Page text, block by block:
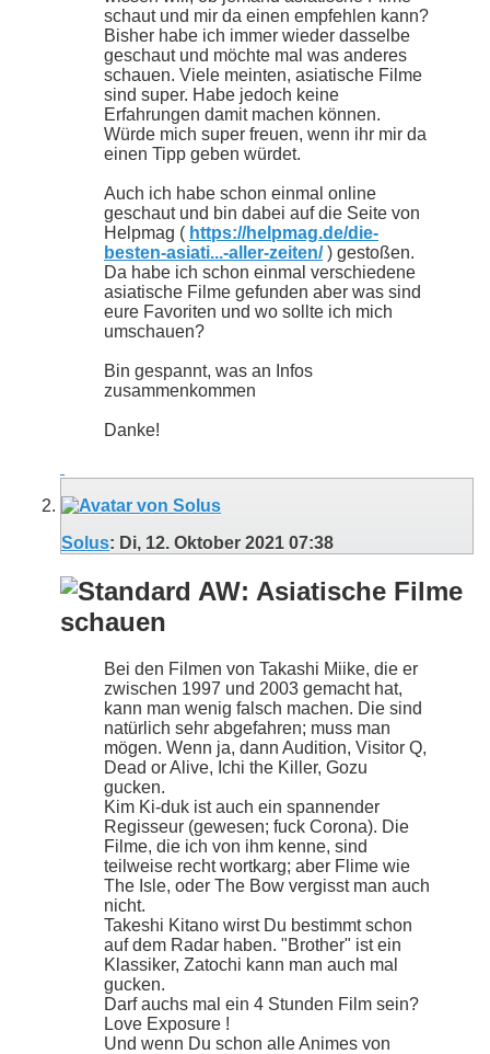
schaut und mir da einen empfehlen kann?
Bisher habe ich immer wieder dasselbe
geschaut und möchte mal was anderes
schauen. Viele meinten, asiatische Filme
sind super. Habe jedoch keine
Erfahrungen damit machen können.
Würde mich super freuen, wenn ihr mir da
einen Tipp geben würdet.
Auch ich habe schon einmal online
geschaut und bin dabei auf die Seite von
Helpmag ( https://helpmag.de/die-
besten-asiati...-aller-zeiten/) gestoßen.
Da habe ich schon einmal verschiedene
asiatische Filme gefunden aber was sind
eure Favoriten und wo sollte ich mich
umschauen?
Bin gespannt, was an Infos
zusammenkommen
Danke!
Solus: Di, 12. Oktober 2021 07:38
AW: Asiatische Filme
schauen
Bei den Filmen von Takashi Miike, die er
zwischen 1997 und 2003 gemacht hat,
kann man wenig falsch machen. Die sind
natürlich sehr abgefahren; muss man
mögen. Wenn ja, dann Audition, Visitor Q,
Dead or Alive, Ichi the Killer, Gozu
gucken.
Kim Ki-duk ist auch ein spannender
Regisseur (gewesen; fuck Corona). Die
Filme, die ich von ihm kenne, sind
teilweise recht wortkarg; aber Flime wie
The Isle, oder The Bow vergisst man auch
nicht.
Takeshi Kitano wirst Du bestimmt schon
auf dem Radar haben. "Brother" ist ein
Klassiker, Zatochi kann man auch mal
gucken.
Darf auchs mal ein 4 Stunden Film sein?
Love Exposure !
Und wenn Du schon alle Animes von